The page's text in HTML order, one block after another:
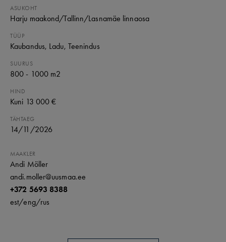
ASUKOHT
Harju maakond/Tallinn/Lasnamäe linnaosa
TÜÜP
Kaubandus, Ladu, Teenindus
SUURUS
800 - 1000 m2
HIND
Kuni 13 000 €
TÄHTAEG
14/11 /2026
MAAKLER
Andi Möller
andi.moller@uusmaa.ee
+372 5693 8388
est/eng/rus